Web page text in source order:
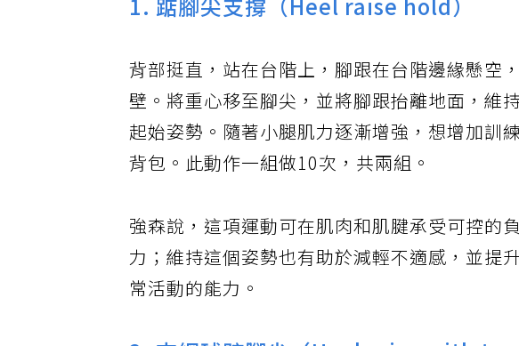
1. 踮腳尖支撐（Heel raise hold）
背部挺直，站在台階上，腳跟在台階邊緣懸空
壁。將重心移至腳尖，並將腳跟抬離地面，維
起始姿勢。隨著小腿肌力逐漸增強，想增加訓
背包。此動作一組做10次，共兩組。
強森說，這項運動可在肌肉和肌腱承受可控的
力；維持這個姿勢也有助於減輕不適感，並提
常活動的能力。